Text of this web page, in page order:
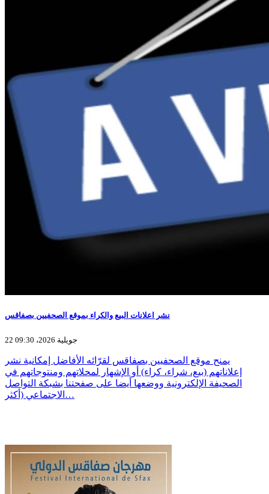
نشر اعلانات البيع والكراء بموقع الصحفيين بصفاقس
22 جويلية 2026، 09:30
يمنح موقع الصحفيين بصفاقس لقرّائه الأفاضل إمكانية نشر
إعلاناتهم (بيع، شراء، كراء) أو الإشهار لمحلاتهم ومنتوجاتهم في
الصحيفة الإلكترونية ووضعها أيضا على صفحتنا بشبكة التواصل
الاجتماعي (أكثر…